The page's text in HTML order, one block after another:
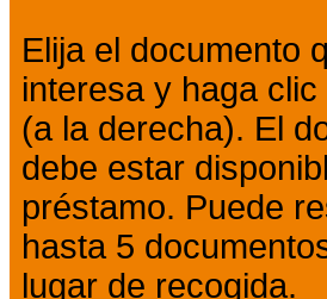
Elija el documento
interesa y haga
(a la derecha). El
debe estar
préstamo. Puede
hasta 5
lugar de recogida.